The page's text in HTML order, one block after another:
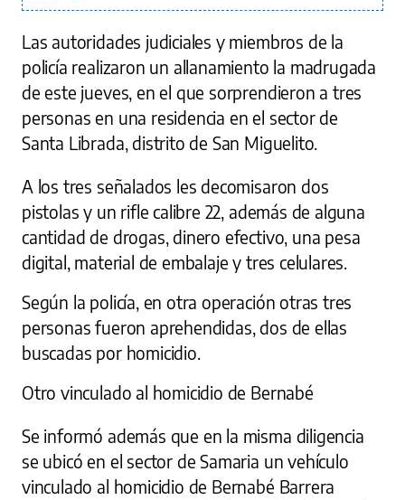
Las autoridades judiciales y miembros de la
policía realizaron un allanamiento la madrugada
de este jueves, en el que sorprendieron a tres
personas en una residencia en el sector de
Santa Librada, distrito de San Miguelito.
A los tres señalados les decomisaron dos
pistolas y un rifle calibre 22, además de alguna
cantidad de drogas, dinero efectivo, una pesa
digital, material de embalaje y tres celulares.
Según la policía, en otra operación otras tres
personas fueron aprehendidas, dos de ellas
buscadas por homicidio.
Otro vinculado al homicidio de Bernabé
Se informó además que en la misma diligencia
se ubicó en el sector de Samaria un vehículo
vinculado al homicidio de Bernabé Barrera